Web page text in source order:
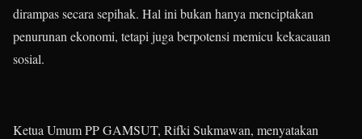
dirampas secara sepihak. Hal ini bukan hanya menciptakan
penurunan ekonomi, tetapi juga berpotensi memicu kekacauan
sosial.
Ketua Umum PP GAMSUT, Rifki Sukmawan, menyatakan